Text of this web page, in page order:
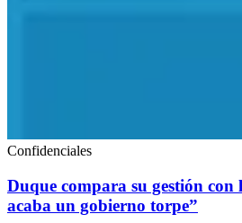
Confidenciales
Duque compara su gestión con
acaba un gobierno torpe”